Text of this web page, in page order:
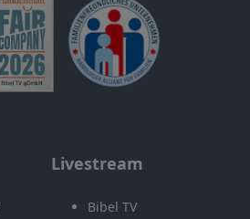
Livestream
Bibel TV